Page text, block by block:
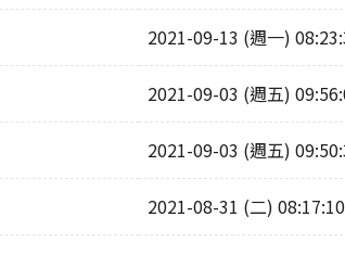
2021-09-13 (週一)
2021-09-03 (週五)
2021-09-03 (週五)
2021-08-31 (二) 08:17:10